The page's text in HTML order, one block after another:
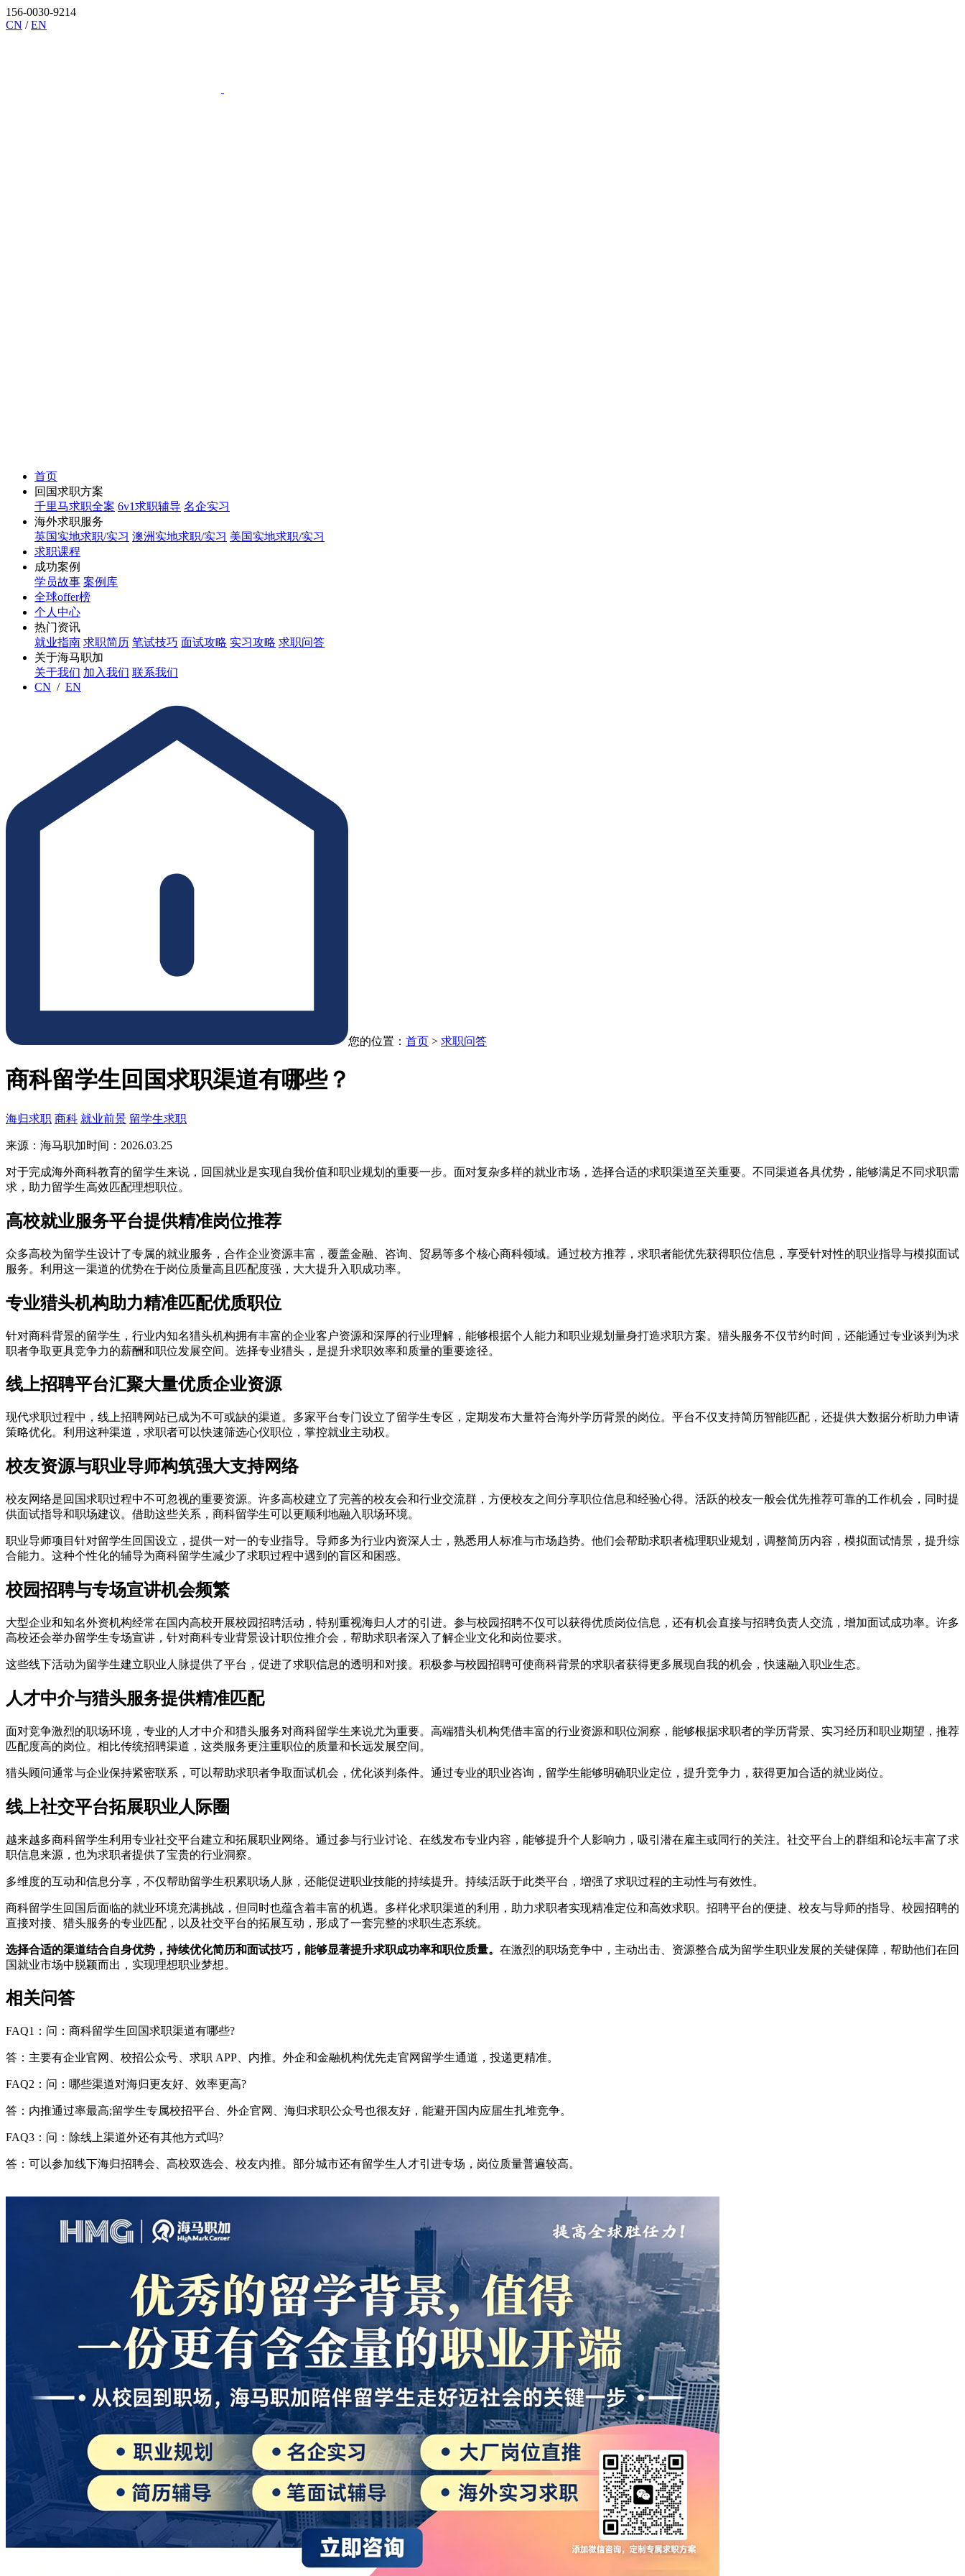
156-0030-9214
CN /EN
首页
回国求职方案
千里马求职全案 6v1求职辅导 名企实习
海外求职服务
英国实地求职/实习 澳洲实地求职/实习 美国实地求职/实习
求职课程
成功案例
学员故事 案例库
全球offer榜
个人中心
热门资讯
就业指南 求职简历 笔试技巧 面试攻略 实习攻略 求职问答
关于海马职加
关于我们 加入我们 联系我们
CN / EN
您的位置： 首页 > 求职问答
商科留学生回国求职渠道有哪些？
海归求职 商科 就业前景 留学生求职
来源：海马职加时间：2026.03.25
对于完成海外商科教育的留学生来说，回国就业是实现自我价值和职业规划的重要一步。面对复杂多样的就业市场，选择合适的求职渠道至关重要。不同渠道各具优势，能够满足不同求职需
求，助力留学生高效匹配理想职位。
高校就业服务平台提供精准岗位推荐
众多高校为留学生设计了专属的就业服务，合作企业资源丰富，覆盖金融、咨询、贸易等多个核心商科领域。通过校方推荐，求职者能优先获得职位信息，享受针对性的职业指导与模拟面试
服务。利用这一渠道的优势在于岗位质量高且匹配度强，大大提升入职成功率。
专业猎头机构助力精准匹配优质职位
针对商科背景的留学生，行业内知名猎头机构拥有丰富的企业客户资源和深厚的行业理解，能够根据个人能力和职业规划量身打造求职方案。猎头服务不仅节约时间，还能通过专业谈判为求
职者争取更具竞争力的薪酬和职位发展空间。选择专业猎头，是提升求职效率和质量的重要途径。
线上招聘平台汇聚大量优质企业资源
现代求职过程中，线上招聘网站已成为不可或缺的渠道。多家平台专门设立了留学生专区，定期发布大量符合海外学历背景的岗位。平台不仅支持简历智能匹配，还提供大数据分析助力申请
策略优化。利用这种渠道，求职者可以快速筛选心仪职位，掌控就业主动权。
校友资源与职业导师构筑强大支持网络
校友网络是回国求职过程中不可忽视的重要资源。许多高校建立了完善的校友会和行业交流群，方便校友之间分享职位信息和经验心得。活跃的校友一般会优先推荐可靠的工作机会，同时提
供面试指导和职场建议。借助这些关系，商科留学生可以更顺利地融入职场环境。
职业导师项目针对留学生回国设立，提供一对一的专业指导。导师多为行业内资深人士，熟悉用人标准与市场趋势。他们会帮助求职者梳理职业规划，调整简历内容，模拟面试情景，提升综
合能力。这种个性化的辅导为商科留学生减少了求职过程中遇到的盲区和困惑。
校园招聘与专场宣讲机会频繁
大型企业和知名外资机构经常在国内高校开展校园招聘活动，特别重视海归人才的引进。参与校园招聘不仅可以获得优质岗位信息，还有机会直接与招聘负责人交流，增加面试成功率。许多
高校还会举办留学生专场宣讲，针对商科专业背景设计职位推介会，帮助求职者深入了解企业文化和岗位要求。
这些线下活动为留学生建立职业人脉提供了平台，促进了求职信息的透明和对接。积极参与校园招聘可使商科背景的求职者获得更多展现自我的机会，快速融入职业生态。
人才中介与猎头服务提供精准匹配
面对竞争激烈的职场环境，专业的人才中介和猎头服务对商科留学生来说尤为重要。高端猎头机构凭借丰富的行业资源和职位洞察，能够根据求职者的学历背景、实习经历和职业期望，推荐
匹配度高的岗位。相比传统招聘渠道，这类服务更注重职位的质量和长远发展空间。
猎头顾问通常与企业保持紧密联系，可以帮助求职者争取面试机会，优化谈判条件。通过专业的职业咨询，留学生能够明确职业定位，提升竞争力，获得更加合适的就业岗位。
线上社交平台拓展职业人际圈
越来越多商科留学生利用专业社交平台建立和拓展职业网络。通过参与行业讨论、在线发布专业内容，能够提升个人影响力，吸引潜在雇主或同行的关注。社交平台上的群组和论坛丰富了求
职信息来源，也为求职者提供了宝贵的行业洞察。
多维度的互动和信息分享，不仅帮助留学生积累职场人脉，还能促进职业技能的持续提升。持续活跃于此类平台，增强了求职过程的主动性与有效性。
商科留学生回国后面临的就业环境充满挑战，但同时也蕴含着丰富的机遇。多样化求职渠道的利用，助力求职者实现精准定位和高效求职。招聘平台的便捷、校友与导师的指导、校园招聘的
直接对接、猎头服务的专业匹配，以及社交平台的拓展互动，形成了一套完整的求职生态系统。
选择合适的渠道结合自身优势，持续优化简历和面试技巧，能够显著提升求职成功率和职位质量。 在激烈的职场竞争中，主动出击、资源整合成为留学生职业发展的关键保障，帮助他们在回
国就业市场中脱颖而出，实现理想职业梦想。
相关问答
FAQ1：问：商科留学生回国求职渠道有哪些?
答：主要有企业官网、校招公众号、求职 APP、内推。外企和金融机构优先走官网留学生通道，投递更精准。
FAQ2：问：哪些渠道对海归更友好、效率更高?
答：内推通过率最高;留学生专属校招平台、外企官网、海归求职公众号也很友好，能避开国内应届生扎堆竞争。
FAQ3：问：除线上渠道外还有其他方式吗?
答：可以参加线下海归招聘会、高校双选会、校友内推。部分城市还有留学生人才引进专场，岗位质量普遍较高。